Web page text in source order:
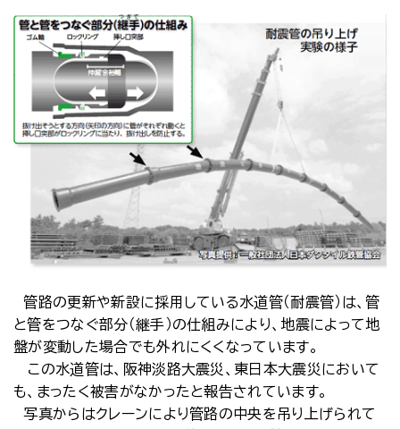
管路の更新や新設に採用している水道管（耐震管）は、管
と管をつなぐ部分（継手）の仕組みにより、地震によって地
盤が変動した場合でも外れにくくなっています。
この水道管は、阪神淡路大震災、東日本大震災において
も、まったく被害がなかったと報告されています。
写真からはクレーンにより管路の中央を吊り上げられて